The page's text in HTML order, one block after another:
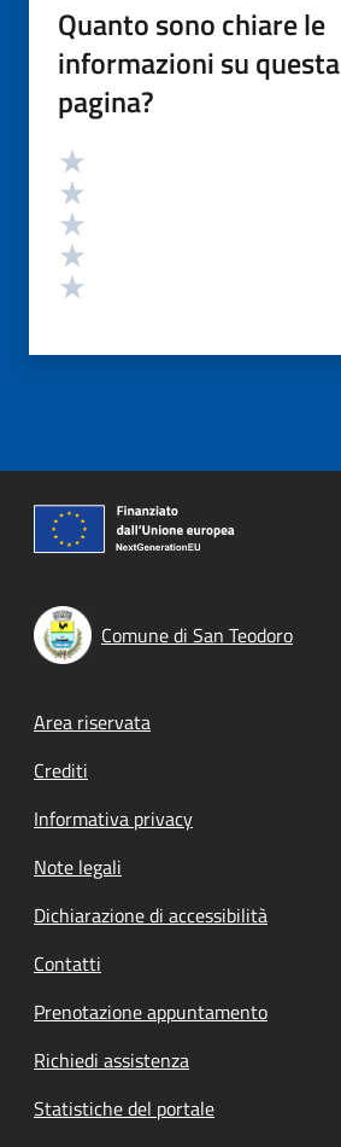
Quanto sono chiare le
informazioni su questa
pagina?
Valutazione
Comune di San Teodoro
Footer menu
Area riservata
Crediti
Informativa privacy
Note legali
Dichiarazione di accessibilità
Contatti
Prenotazione appuntamento
Richiedi assistenza
Statistiche del portale